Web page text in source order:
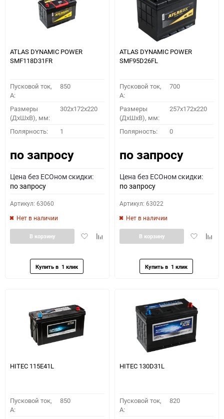
ATLAS DYNAMIC POWER
SMF118D31FR
Пусковой ток,
A:
850
Размеры
(ДхШхВ), мм:
302x172x220
Полярность: 1
по запросу
Цена без ECOном скидки:
по запросу
Артикул: 63060
Нет в наличии
ДобавитьДобавить
В корзину
ATLAS DYNAMIC POWER
SMF95D26FL
Пусковой ток,
A:
700
Размеры
(ДхШхВ), мм:
257x172x220
Полярность: 0
по запросу
Цена без ECOном скидки:
по запросу
Артикул: 63022
Нет в наличии
Добавить
В корзину
HITEC 115E41L
Пусковой ток,
A:
850
HITEC 130D31L
Пусковой ток,
A:
820